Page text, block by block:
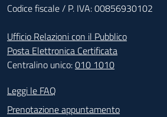
Codice fiscale / P. IVA: 00856930102
Ufficio Relazioni con il Pubblico
Posta Elettronica Certificata
Centralino unico:010 1010
Footer - Contatti
Leggi le FAQ
Prenotazione appuntamento